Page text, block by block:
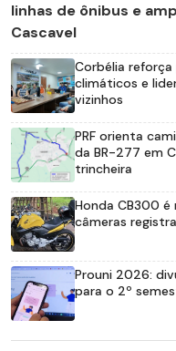
linhas de ônibus e
Cascavel
Corbélia
climáticos e
vizinhos
PRF orienta
da BR-277 em
trincheira
Honda CB300 é
câmeras
Prouni 2026:
para o 2º